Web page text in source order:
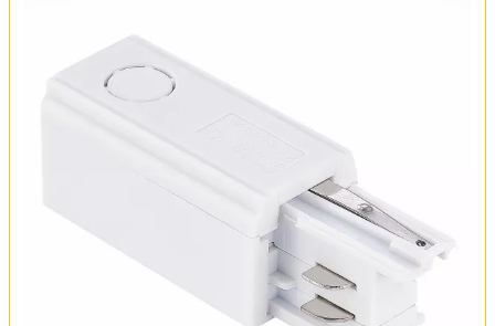
Оплата и доставка
Обмен и возврат
Установка
FAQ